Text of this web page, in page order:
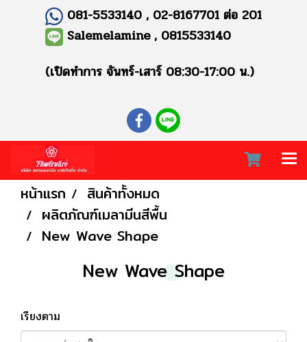
081-5533140 , 02-8167701 ต่อ 201
Salemelamine , 0815533140
(เปิดทำการ จันทร์-เสาร์ 08:30-17:00 น.)
หน้าแรก
สินค้าทั้งหมด
ผลิตภัณฑ์เมลามีนสีพื้น
New Wave Shape
New Wave Shape
เรียงตาม